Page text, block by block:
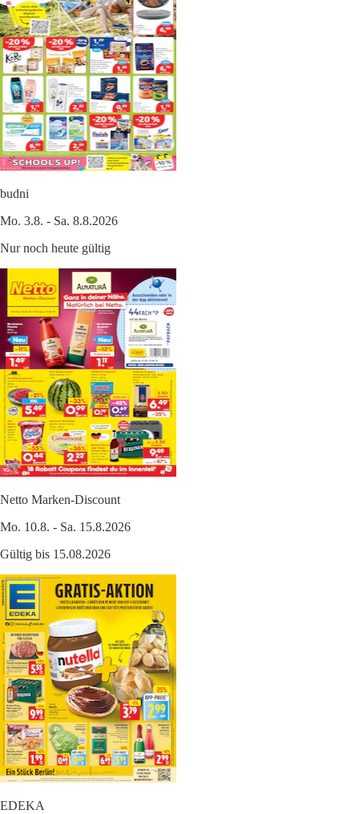
budni
Mo. 3.8. - Sa. 8.8.2026
Nur noch heute gültig
Netto Marken-Discount
Mo. 10.8. - Sa. 15.8.2026
Gültig bis 15.08.2026
EDEKA